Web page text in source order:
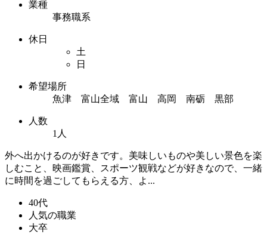
業種
事務職系
休日
土
日
希望場所
魚津 富山全域 富山 高岡 南砺 黒部
人数
1人
外へ出かけるのが好きです。美味しいものや美しい景色を楽
しむこと、映画鑑賞、スポーツ観戦などが好きなので、一緒
に時間を過ごしてもらえる方、よ...
40代
人気の職業
大卒